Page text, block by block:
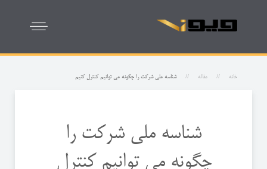
خانه مقاله شناسه ملی شرکت را چگونه می توانیم کنترل کنیم
شناسه ملی شرکت را
چگونه می توانیم کنترل